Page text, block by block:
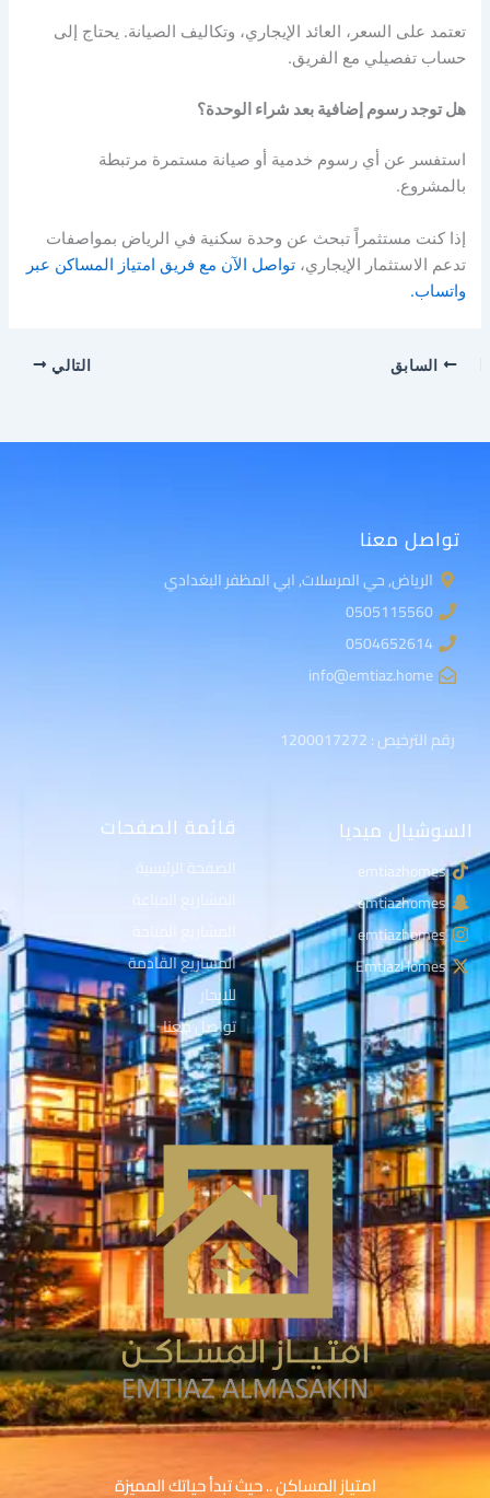
تعتمد على السعر، العائد الإيجاري، وتكاليف الصيانة. يحتاج إلى
حساب تفصيلي مع الفريق.
هل توجد رسوم إضافية بعد شراء الوحدة؟
استفسر عن أي رسوم خدمية أو صيانة مستمرة مرتبطة
بالمشروع.
إذا كنت مستثمراً تبحث عن وحدة سكنية في الرياض بمواصفات
تدعم الاستثمار الإيجاري،تواصل الآن مع فريق امتياز المساكن عبر
واتساب.
السابق التالي
امتياز المساكن .. حيث تبدأ حياتك المميزة
قائمة الصفحات
الصفحة الرئيسية
المشاريع المباعة
المشاريع القادمة
للايجار
تواصل معنا
السوشيال ميديا
emtiazhomes
emtiazhomes
emtiazhomes
EmtiazHomes
تواصل معنا
الرياض, حي المرسلات, ابي المظفر البغدادي
0505115560
0504652614
info@emtiaz.home
رقم الترخيص : 1200017272